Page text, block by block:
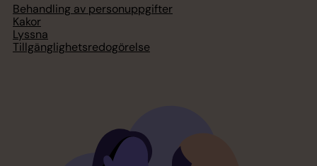
Behandling av personuppgifter
Kakor
Lyssna
Tillgänglighetsredogörelse